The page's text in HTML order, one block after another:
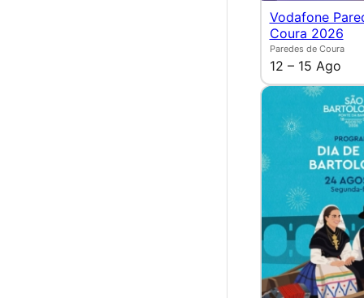
Vodafone
Coura 2026
Paredes de Coura
12 – 15 Ago